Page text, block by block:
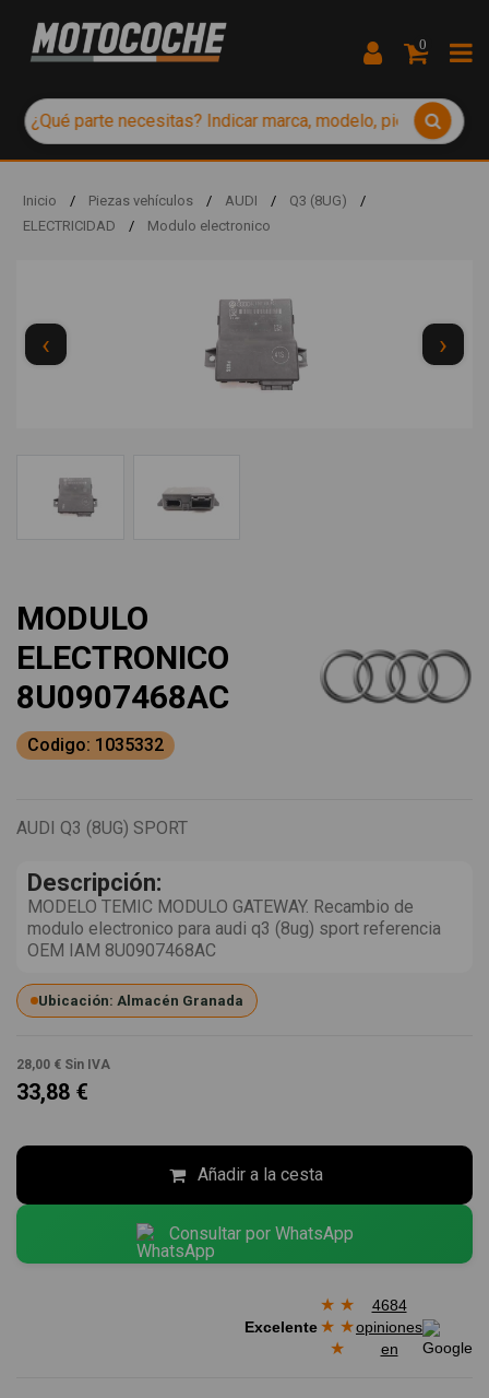
0
Inicio / Piezas vehículos / AUDI / Q3 (8UG)
/
ELECTRICIDAD
/ Modulo electronico
‹ ›
MODULO
ELECTRONICO
8U0907468AC
Codigo: 1035332
AUDI Q3 (8UG) SPORT
Descripción:
MODELO TEMIC MODULO GATEWAY. Recambio de
modulo electronico para audi q3 (8ug) sport referencia
OEM IAM 8U0907468AC
Ubicación: Almacén Granada
28,00 € Sin IVA
33,88 €
Añadir a la cesta
Consultar por WhatsApp
Excelente
★ ★
★ ★
★
4684
opiniones
en